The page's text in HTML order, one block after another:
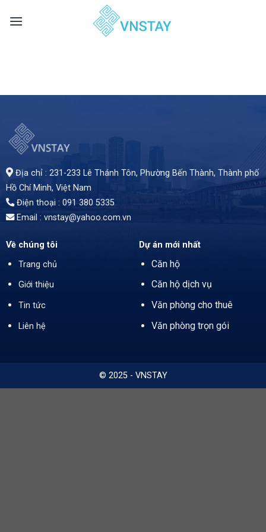
Địa chỉ : 231-233 Lê Thánh Tôn, Phường Bến Thành, Thành phố
Hồ Chí Minh, Việt Nam
Điện thoại : 091 380 5335
Email : vnstay@yahoo.com.vn
Về chúng tôi
Trang chủ
Giới thiệu
Tin tức
Liên hệ
Dự án mới nhất
Căn hộ
Căn hộ dịch vụ
Văn phòng cho thuê
Văn phòng trọn gói
© 2025 - VNSTAY